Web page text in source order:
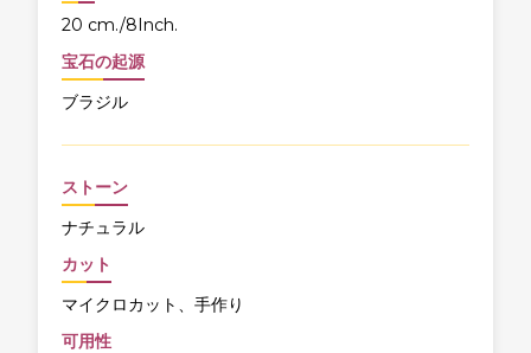
20 cm./8Inch.
宝石の起源
ブラジル
ストーン
ナチュラル
カット
マイクロカット、手作り
可用性